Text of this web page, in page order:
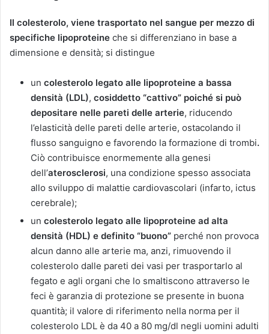
Il colesterolo, viene trasportato nel sangue per mezzo di
specifiche lipoproteine che si differenziano in base a
dimensione e densità; si distingue
un colesterolo legato alle lipoproteine a bassa
densità (LDL), cosiddetto “cattivo” poiché si può
depositare nelle pareti delle arterie, riducendo
l’elasticità delle pareti delle arterie, ostacolando il
flusso sanguigno e favorendo la formazione di trombi.
Ciò contribuisce enormemente alla genesi
dell’aterosclerosi, una condizione spesso associata
allo sviluppo di malattie cardiovascolari (infarto, ictus
cerebrale);
un colesterolo legato alle lipoproteine ad alta
densità (HDL) e definito “buono” perché non provoca
alcun danno alle arterie ma, anzi, rimuovendo il
colesterolo dalle pareti dei vasi per trasportarlo al
fegato e agli organi che lo smaltiscono attraverso le
feci è garanzia di protezione se presente in buona
quantità; il valore di riferimento nella norma per il
colesterolo LDL è da 40 a 80 mg/dl negli uomini adulti